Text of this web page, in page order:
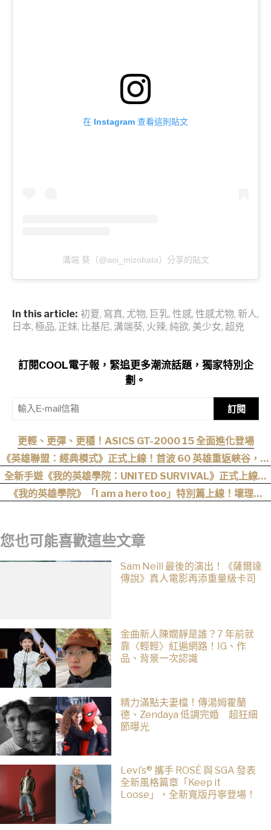
在 Instagram 查看這則貼文
溝端 葵（@aoi_mizobata）分享的貼文
In this article: 初夏, 寫真, 尤物, 巨乳, 性感, 性感尤物, 新人,
日本, 極品, 正妹, 比基尼, 溝端葵, 火辣, 純欲, 美少女, 超兇
訂閱COOL電子報，緊追更多潮流話題，獨家特別企
劃。
訂閱
更輕、更彈、更穩！ASICS GT-2000 15 全面進化登場
《英雄聯盟：經典模式》正式上線！首波 60 英雄重返峽谷，阿
卡莉、凱能、慎下一波加入
全新手遊《我的英雄學院：UNITED SURVIVAL》正式上線！
事前登錄人數突破 100 萬！
《我的英雄學院》「I am a hero too」特別篇上線！壞理版
您也可能喜歡這些文章
Sam Neill 最後的演出！《薩爾達
傳說》真人電影再添重量級卡司
金曲新人陳嫺靜是誰？7 年前就
靠〈輕輕〉紅遍網路！IG、作
品、背景一次認識
精力滿點夫妻檔！傳湯姆霍蘭
德、Zendaya 低調完婚 超狂細
節曝光
Levi’s® 攜手 ROSÉ 與 SGA 發表
全新風格篇章「Keep it
Loose」，全新寬版丹寧登場！